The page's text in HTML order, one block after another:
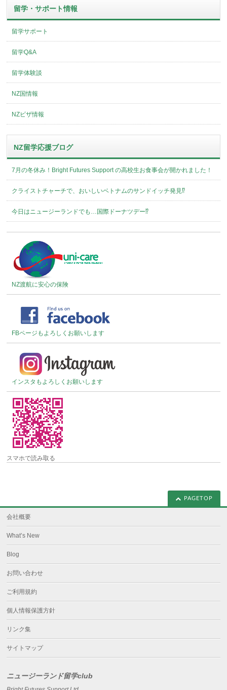
留学・サポート情報
留学サポート
留学Q&A
留学体験談
NZ国情報
NZビザ情報
NZ留学応援ブログ
7月の冬休み！Bright Futures Support の高校生お食事会が開かれました！
クライストチャーチで、おいしいベトナムのサンドイッチ発見⁉︎
今日はニュージーランドでも…国際ドーナツデー⁉︎
NZ渡航に安心の保険
FBページもよろしくお願いします
インスタもよろしくお願いします
スマホで読み取る
PAGETOP
会社概要
What’s New
Blog
お問い合わせ
ご利用規約
個人情報保護方針
リンク集
サイトマップ
ニュージーランド留学club